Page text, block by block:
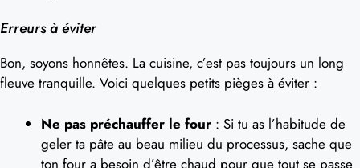
Erreurs à éviter
Bon, soyons honnêtes. La cuisine, c’est pas toujours un long
fleuve tranquille. Voici quelques petits pièges à éviter :
Ne pas préchauffer le four : Si tu as l’habitude de
geler ta pâte au beau milieu du processus, sache que
ton four a besoin d’être chaud pour que tout se passe